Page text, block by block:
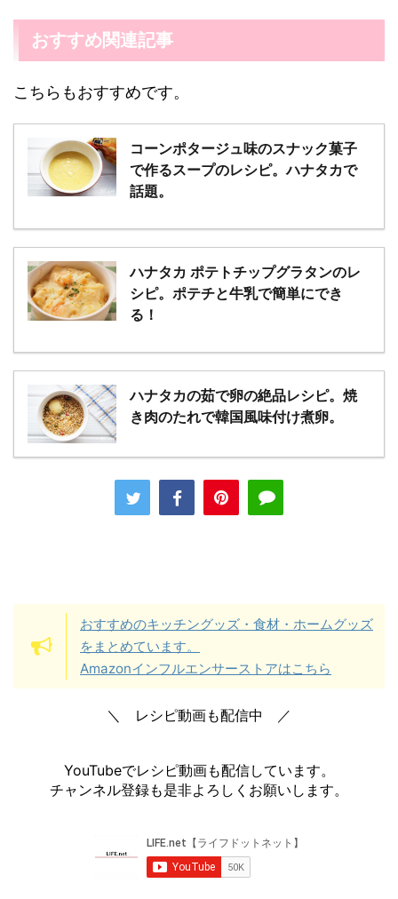
おすすめ関連記事
こちらもおすすめです。
コーンポタージュ味のスナック菓子
で作るスープのレシピ。ハナタカで
話題。
ハナタカ ポテトチップグラタンのレ
シピ。ポテチと牛乳で簡単にでき
る！
ハナタカの茹で卵の絶品レシピ。焼
き肉のたれで韓国風味付け煮卵。
おすすめのキッチングッズ・食材・ホームグッズ
をまとめています。
Amazonインフルエンサーストアはこちら
＼ レシピ動画も配信中 ／
YouTubeでレシピ動画も配信しています。
チャンネル登録も是非よろしくお願いします。